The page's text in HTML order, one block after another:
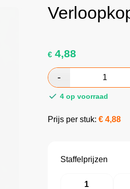
€4,88
4 op voorraad
Prijs per stuk: € 4,88
Staffelprijzen
1